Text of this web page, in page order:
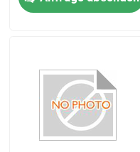
Über uns
Produkte
Videos